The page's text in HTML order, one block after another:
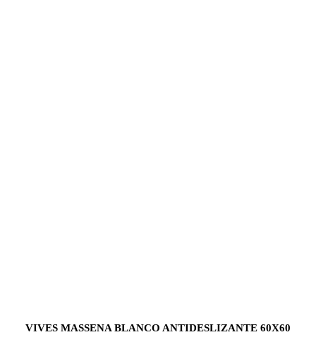
VIVES MASSENA BLANCO ANTIDESLIZANTE 60X60